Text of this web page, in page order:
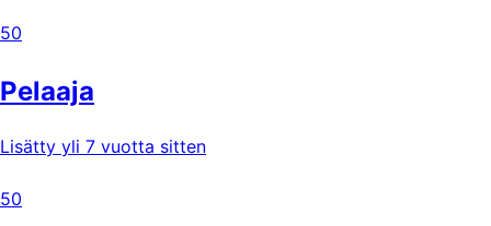
50
Pelaaja
Lisätty yli 7 vuotta sitten
50